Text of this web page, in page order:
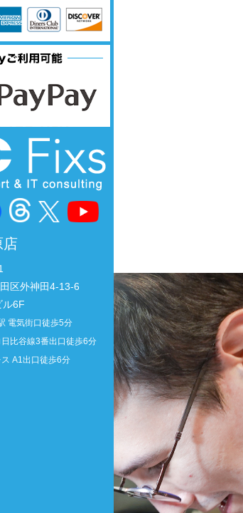
店
区外神田4-13-6
ル6F
電気街口徒歩5分
日比谷線3番出口徒歩6分
ス A1出口徒歩6分